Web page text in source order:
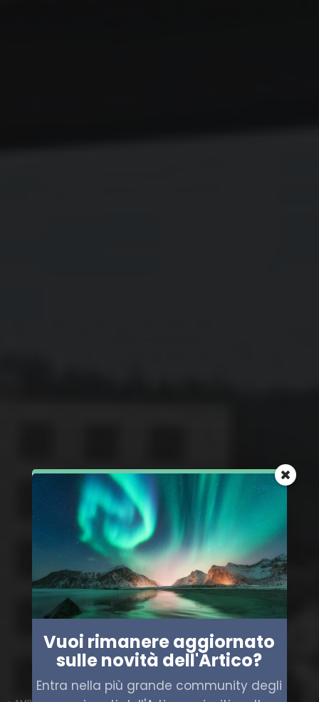
Vuoi rimanere aggiornato
sulle novità dell'Artico?
Entra nella più grande community degli